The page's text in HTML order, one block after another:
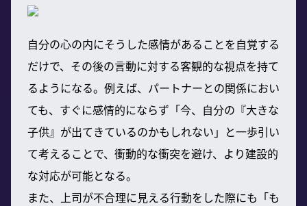
自分の心の内にそうした感情があることを自覚する
だけで、その後の言動に対する客観的な視点を持て
るようになる。例えば、パートナーとの関係におい
ても、すぐに感情的にならず「今、自分の『大きな
子供』が出てきているのかもしれない」と一歩引い
て考えることで、衝動的な衝突を避け、より建設的
な対応が可能となる。
また、上司が不合理に見える行動をした際にも「も